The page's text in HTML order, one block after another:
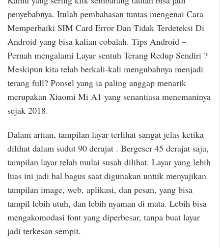
penyebabnya. Itulah pembahasan tuntas mengenai Cara
Memperbaiki SIM Card Error Dan Tidak Terdeteksi Di
Android yang bisa kalian cobalah. Tips Android –
Pernah mengalami Layar sentuh Terang Redup Sendiri ?
Meskipun kita telah berkali-kali mengubahnya menjadi
terang full? Ponsel yang ia paling anggap menarik
merupakan Xiaomi Mi A1 yang senantiasa menemaninya
sejak 2018.
Dalam artian, tampilan layar terlihat sangat jelas ketika
dilihat dalam sudut 90 derajat . Bergeser 45 derajat saja,
tampilan layar telah mulai susah dilihat. Layar yang lebih
luas ini jadi hal bagus saat digunakan untuk menyajikan
tampilan image, web, aplikasi, dan pesan, yang bisa
tampil lebih utuh, dan lebih nyaman di mata. Lebih bisa
mengakomodasi font yang diperbesar, tanpa buat layar
jadi terkesan sempit.